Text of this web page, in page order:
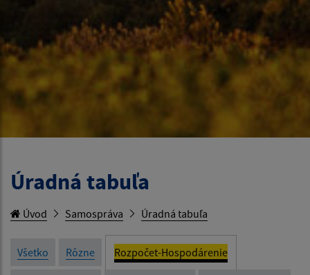
Úradná tabuľa
Úvod Samospráva Úradná tabuľa
Všetko Rôzne Rozpočet-Hospodárenie